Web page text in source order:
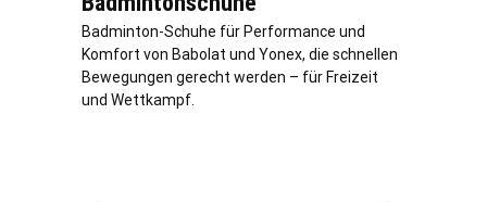
Badminton-Schuhe für Performance und
Komfort von Babolat und Yonex, die schnellen
Bewegungen gerecht werden – für Freizeit
und Wettkampf.